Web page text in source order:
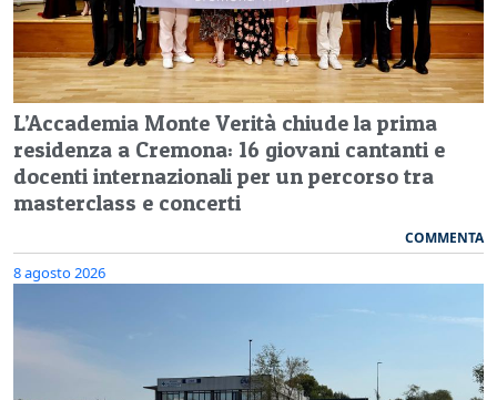
L’Accademia Monte Verità chiude la prima
residenza a Cremona: 16 giovani cantanti e
docenti internazionali per un percorso tra
masterclass e concerti
COMMENTA
8 agosto 2026